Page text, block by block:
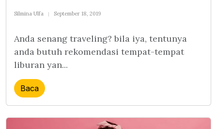
Silmina Ulfa September 18, 2019
Anda senang traveling? bila iya, tentunya
anda butuh rekomendasi tempat-tempat
liburan yan...
Baca